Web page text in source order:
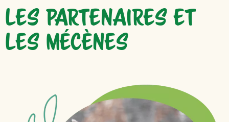
LES PARTENAIRES ET
LES MÉCÈNES